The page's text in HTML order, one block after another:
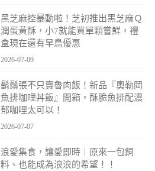
黑芝麻控暴動啦！芝初推出黑芝麻Ｑ
潤蛋黃酥，小7就能買單顆嘗鮮，禮
盒現在還有早鳥優惠
2026-07-09
鬍鬚張不只賣魯肉飯！新品『奧勒岡
魚排咖哩丼飯』開箱，酥脆魚排配濃
郁咖哩太可以！
2026-07-07
浪愛集食，讓愛即時｜原來一包飼
料、也能成為浪浪的希望！！